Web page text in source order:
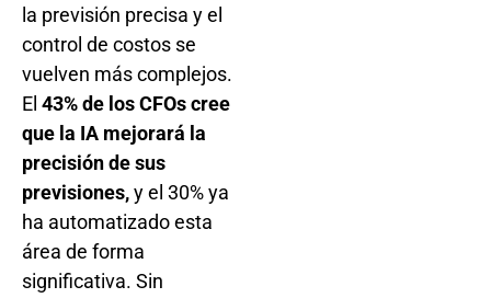
la previsión precisa y el
control de costos se
vuelven más complejos.
El 43% de los CFOs cree
que la IA mejorará la
precisión de sus
previsiones,y el 30% ya
ha automatizado esta
área de forma
significativa. Sin